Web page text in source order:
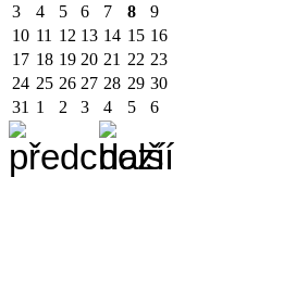
3
4 5 6 7 8
9
10 11 12 13 14 15 16
17 18 19 20 21 22 23
24 25 26 27 28 29 30
31 1 2 3 4 5 6